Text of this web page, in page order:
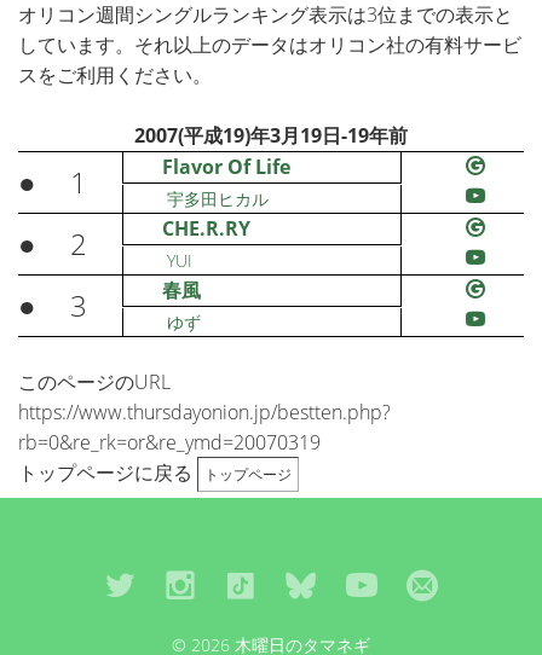
オリコン週間シングルランキング表示は3位までの表示と
しています。それ以上のデータはオリコン社の有料サービ
スをご利用ください。
2007(平成19)年3月19日-19年前
● 1 Flavor Of Life
宇多田ヒカル
● 2 CHE.R.RY
YUI
● 3 春風
ゆず
このページのURL
https://www.thursdayonion.jp/bestten.php?
rb=0&re_rk=or&re_ymd=20070319
トップページに戻る
トップページ
© 2026 木曜日のタマネギ